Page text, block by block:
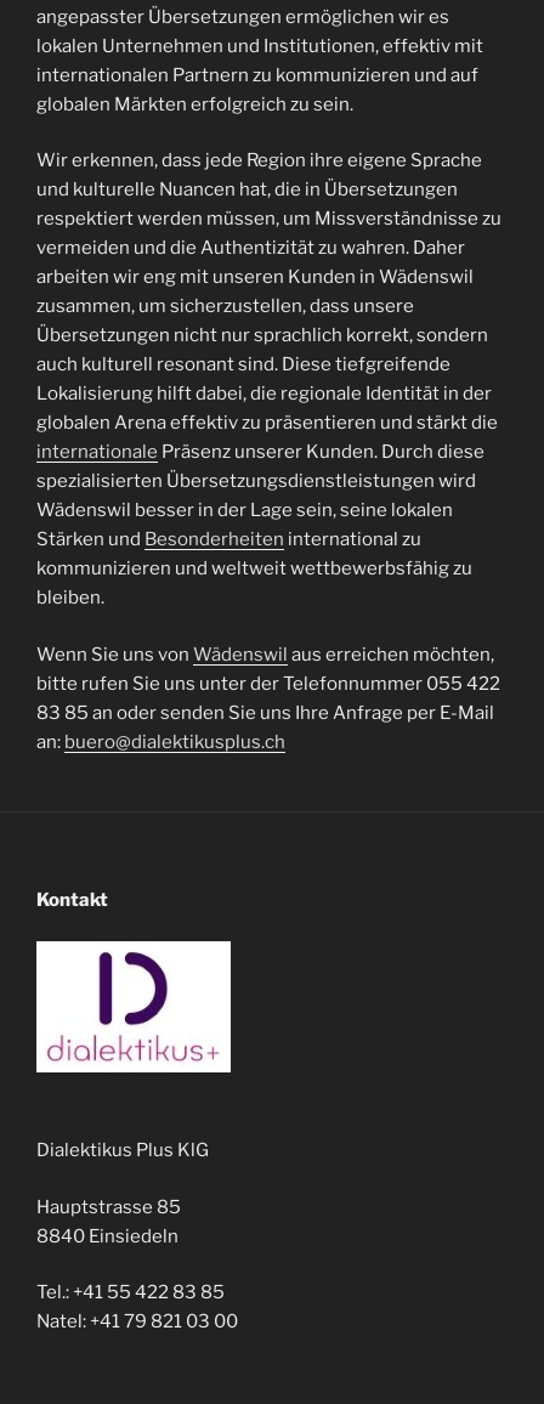
angepasster Übersetzungen ermöglichen wir es
lokalen Unternehmen und Institutionen, effektiv mit
internationalen Partnern zu kommunizieren und auf
globalen Märkten erfolgreich zu sein.
Wir erkennen, dass jede Region ihre eigene Sprache
und kulturelle Nuancen hat, die in Übersetzungen
respektiert werden müssen, um Missverständnisse zu
vermeiden und die Authentizität zu wahren. Daher
arbeiten wir eng mit unseren Kunden in Wädenswil
zusammen, um sicherzustellen, dass unsere
Übersetzungen nicht nur sprachlich korrekt, sondern
auch kulturell resonant sind. Diese tiefgreifende
Lokalisierung hilft dabei, die regionale Identität in der
globalen Arena effektiv zu präsentieren und stärkt die
internationale Präsenz unserer Kunden. Durch diese
spezialisierten Übersetzungsdienstleistungen wird
Wädenswil besser in der Lage sein, seine lokalen
Stärken und Besonderheiten international zu
kommunizieren und weltweit wettbewerbsfähig zu
bleiben.
Wenn Sie uns von Wädenswil aus erreichen möchten,
bitte rufen Sie uns unter der Telefonnummer 055 422
83 85 an oder senden Sie uns Ihre Anfrage per E-Mail
an: buero@dialektikusplus.ch
Kontakt
Dialektikus Plus KlG
Hauptstrasse 85
8840 Einsiedeln
Tel.: +41 55 422 83 85
Natel: +41 79 821 03 00